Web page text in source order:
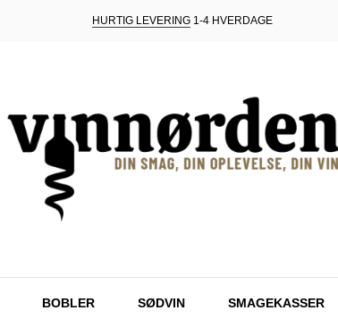
HURTIG LEVERING1-4 HVERDAGE
BOBLER SØDVIN SMAGEKASSER